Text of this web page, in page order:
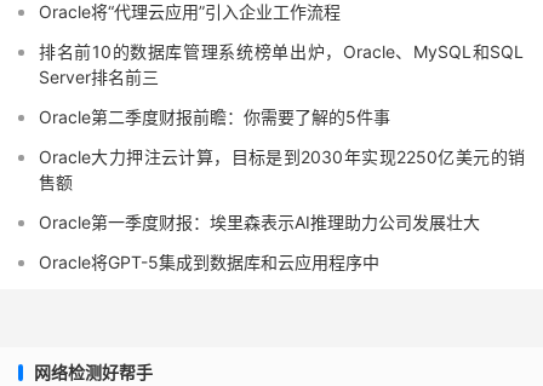
Oracle将“代理云应用”引入企业工作流程
排名前10的数据库管理系统榜单出炉，Oracle、MySQL和SQL
Server排名前三
Oracle第二季度财报前瞻：你需要了解的5件事
Oracle大力押注云计算，目标是到2030年实现2250亿美元的销
售额
Oracle第一季度财报：埃里森表示AI推理助力公司发展壮大
Oracle将GPT-5集成到数据库和云应用程序中
网络检测好帮手